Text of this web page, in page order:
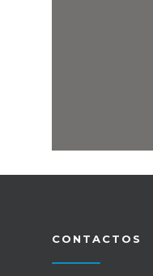
CONTACTOS